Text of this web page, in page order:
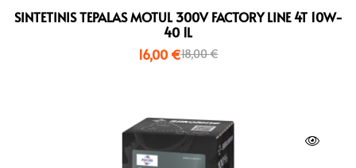
SINTETINIS TEPALAS MOTUL 300V FACTORY LINE 4T 10W-
40 1L
18,00€
16,00 €